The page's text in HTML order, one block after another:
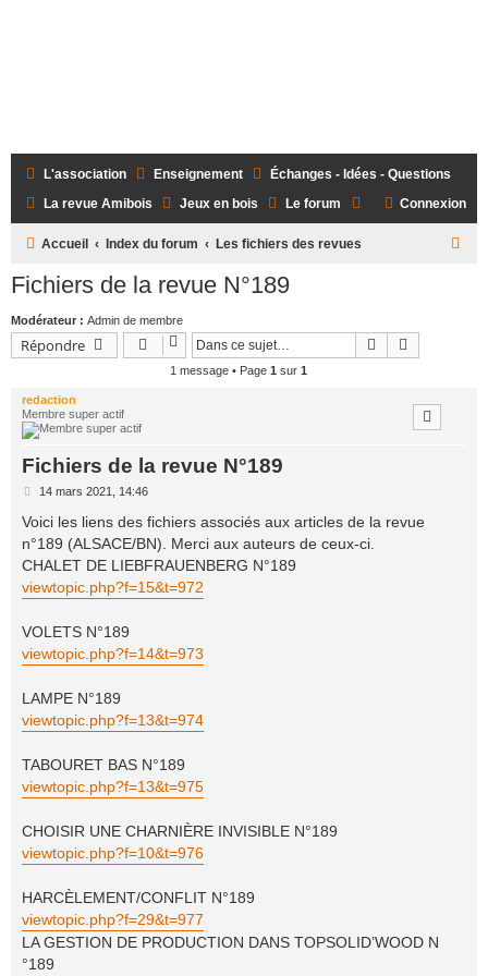
L'association Enseignement
Échanges - Idées - Questions
La revue Amibois
Jeux en bois Le forum Connexion
Accueil Index du forum Les fichiers des revues
Fichiers de la revue N°189
Modérateur : Admin de membre
Répondre Rechercher
1 message • Page 1 sur 1
redaction
Membre super actif
Fichiers de la revue N°189
M
s
a
g
e
14 mars 2021, 14:46
Voici les liens des fichiers associés aux articles de la revue
n°189 (ALSACE/BN). Merci aux auteurs de ceux-ci.
CHALET DE LIEBFRAUENBERG N°189
viewtopic.php?f=15&t=972
VOLETS N°189
viewtopic.php?f=14&t=973
LAMPE N°189
viewtopic.php?f=13&t=974
TABOURET BAS N°189
viewtopic.php?f=13&t=975
CHOISIR UNE CHARNIÈRE INVISIBLE N°189
viewtopic.php?f=10&t=976
HARCÈLEMENT/CONFLIT N°189
viewtopic.php?f=29&t=977
LA GESTION DE PRODUCTION DANS TOPSOLID’WOOD N
°189